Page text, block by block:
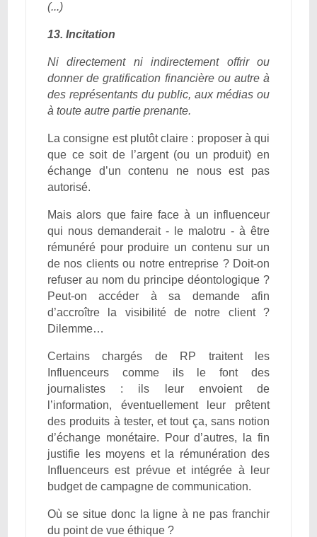
(...)
13. Incitation
Ni directement ni indirectement offrir ou
donner de gratification financière ou autre à
des représentants du public, aux médias ou
à toute autre partie prenante.
La consigne est plutôt claire : proposer à qui
que ce soit de l’argent (ou un produit) en
échange d’un contenu ne nous est pas
autorisé.
Mais alors que faire face à un influenceur
qui nous demanderait - le malotru - à être
rémunéré pour produire un contenu sur un
de nos clients ou notre entreprise ? Doit-on
refuser au nom du principe déontologique ?
Peut-on accéder à sa demande afin
d’accroître la visibilité de notre client ?
Dilemme…
Certains chargés de RP traitent les
Influenceurs comme ils le font des
journalistes : ils leur envoient de
l’information, éventuellement leur prêtent
des produits à tester, et tout ça, sans notion
d’échange monétaire. Pour d’autres, la fin
justifie les moyens et la rémunération des
Influenceurs est prévue et intégrée à leur
budget de campagne de communication.
Où se situe donc la ligne à ne pas franchir
du point de vue éthique ?